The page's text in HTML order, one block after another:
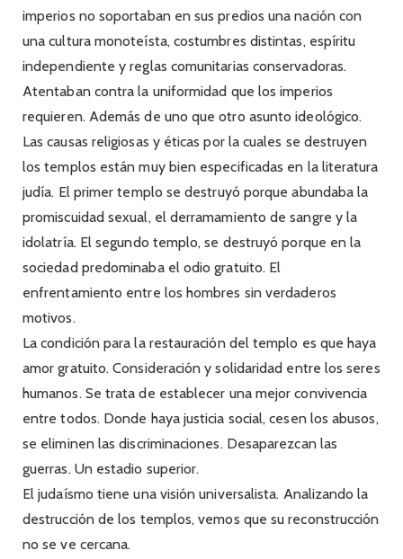
imperios no soportaban en sus predios una nación con
una cultura monoteísta, costumbres distintas, espíritu
independiente y reglas comunitarias conservadoras.
Atentaban contra la uniformidad que los imperios
requieren. Además de uno que otro asunto ideológico.
Las causas religiosas y éticas por la cuales se destruyen
los templos están muy bien especificadas en la literatura
judía. El primer templo se destruyó porque abundaba la
promiscuidad sexual, el derramamiento de sangre y la
idolatría. El segundo templo, se destruyó porque en la
sociedad predominaba el odio gratuito. El
enfrentamiento entre los hombres sin verdaderos
motivos.
La condición para la restauración del templo es que haya
amor gratuito. Consideración y solidaridad entre los seres
humanos. Se trata de establecer una mejor convivencia
entre todos. Donde haya justicia social, cesen los abusos,
se eliminen las discriminaciones. Desaparezcan las
guerras. Un estadio superior.
El judaísmo tiene una visión universalista. Analizando la
destrucción de los templos, vemos que su reconstrucción
no se ve cercana.